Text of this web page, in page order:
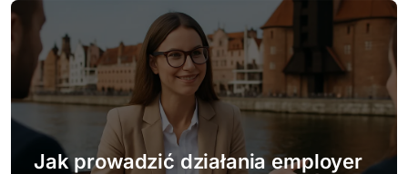
Jak prowadzić działania employer